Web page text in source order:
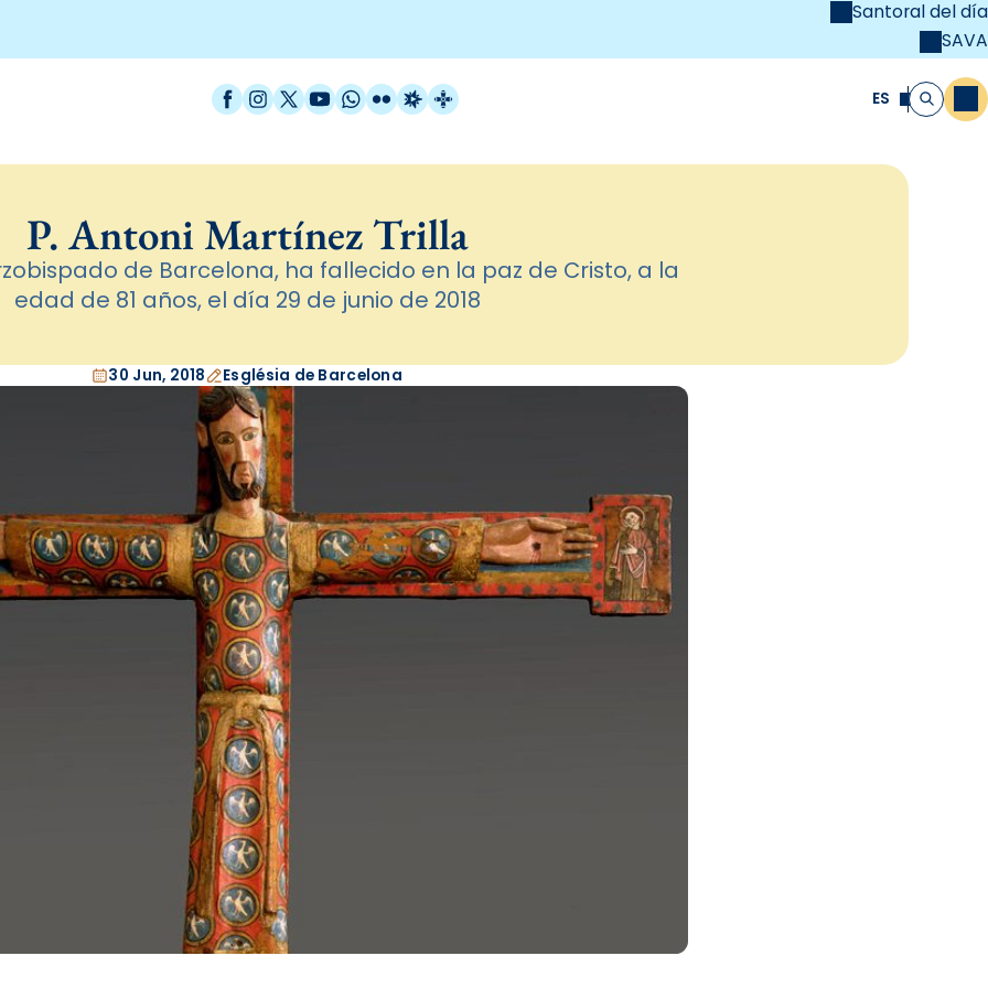
Santoral del día
SAVA
Facebook
Instagram
X / Twitter
YouTube
WhatsApp
FlickrRadio Estel
Catalunya Cristiana ES Buscar
P. Antoni Martínez Trilla
de Barcelona, ha fallecido en la paz de Cristo, a la
edad de 81 años, el día 29 de junio de 2018
30 Jun, 2018 Església de Barcelona